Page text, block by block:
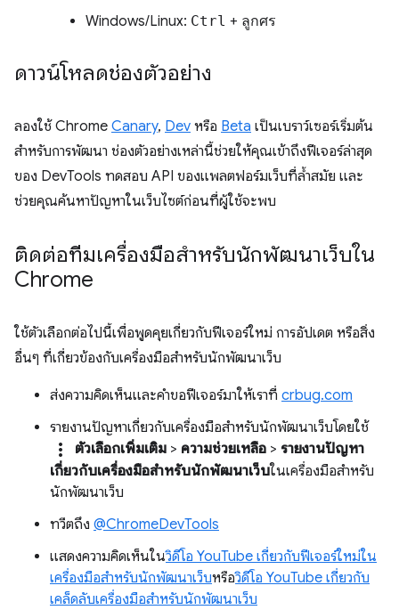
Windows/Linux: Ctrl + ลูกศร
ดาวน์โหลดช่องตัวอย่าง
ลองใช้ Chrome Canary, Dev หรือ Beta เป็นเบราว์เซอร์เริ่มต้น
สำหรับการพัฒนา ช่องตัวอย่างเหล่านี้ช่วยให้คุณเข้าถึงฟีเจอร์ล่าสุด
ของ DevTools ทดสอบ API ของแพลตฟอร์มเว็บที่ล้ำสมัย และ
ช่วยคุณค้นหาปัญหาในเว็บไซต์ก่อนที่ผู้ใช้จะพบ
ติดต่อทีมเครื่องมือสำหรับนักพัฒนาเว็บใน
Chrome
ใช้ตัวเลือกต่อไปนี้เพื่อพูดคุยเกี่ยวกับฟีเจอร์ใหม่ การอัปเดต หรือสิ่ง
อื่นๆ ที่เกี่ยวข้องกับเครื่องมือสำหรับนักพัฒนาเว็บ
ส่งความคิดเห็นและคำขอฟีเจอร์มาให้เราที่ crbug.com
รายงานปัญหาเกี่ยวกับเครื่องมือสำหรับนักพัฒนาเว็บโดยใช้
more_vert ตัวเลือกเพิ่มเติม > ความช่วยเหลือ > รายงานปัญหา
เกี่ยวกับเครื่องมือสำหรับนักพัฒนาเว็บในเครื่องมือสำหรับ
นักพัฒนาเว็บ
ทวีตถึง @ChromeDevTools
แสดงความคิดเห็นในวิดีโอ YouTube เกี่ยวกับฟีเจอร์ใหม่ใน
เครื่องมือสำหรับนักพัฒนาเว็บหรือวิดีโอ YouTube เกี่ยวกับ
เคล็ดลับเครื่องมือสำหรับนักพัฒนาเว็บ